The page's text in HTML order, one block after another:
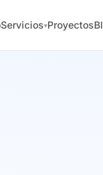
Servicios▾Proyectos